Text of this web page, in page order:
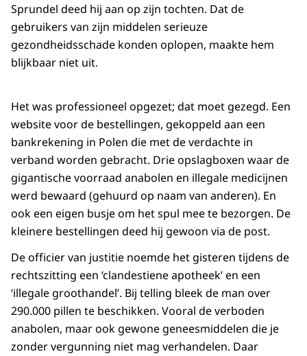
Sprundel deed hij aan op zijn tochten. Dat de
gebruikers van zijn middelen serieuze
gezondheidsschade konden oplopen, maakte hem
blijkbaar niet uit.
Het was professioneel opgezet; dat moet gezegd. Een
website voor de bestellingen, gekoppeld aan een
bankrekening in Polen die met de verdachte in
verband worden gebracht. Drie opslagboxen waar de
gigantische voorraad anabolen en illegale medicijnen
werd bewaard (gehuurd op naam van anderen). En
ook een eigen busje om het spul mee te bezorgen. De
kleinere bestellingen deed hij gewoon via de post.
De officier van justitie noemde het gisteren tijdens de
rechtszitting een ‘clandestiene apotheek’ en een
‘illegale groothandel’. Bij telling bleek de man over
290.000 pillen te beschikken. Vooral de verboden
anabolen, maar ook gewone geneesmiddelen die je
zonder vergunning niet mag verhandelen. Daar